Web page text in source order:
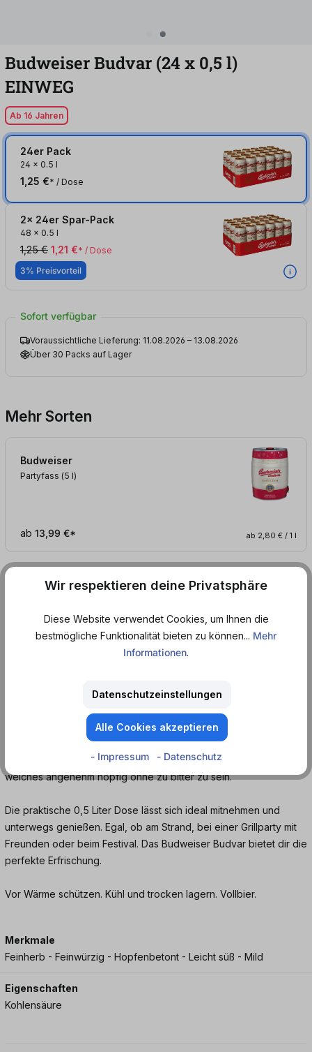
Budweiser Budvar (24 x 0,5 l)
EINWEG
Ab 16 Jahren
24er Pack
24 x 0.5 l
1,25 €* / Dose
2x 24er Spar-Pack
48 x 0.5 l
1,25 € 1,21 €* / Dose
3% Preisvorteil
Sofort verfügbar
Voraussichtliche Lieferung: 11.08.2026 – 13.08.2026
Über 30 Packs auf Lager
Mehr Sorten
Budweiser
Partyfass (5 l)
ab 13,99 €* ab 2,80 € / 1 l
Budweiser Budvar - das beliebte und
ursprüngliche Pils aus Tschechien.
Geschmack, die Farbe kommt in einem kräftigen gold-gelb und
und getreidig. Im Antrunk ist eine leichte Süße rauszuschmecken,
es ist herb und die Kohlensäure macht es zu einem prickelnden
Vergnügen. Alles in allem ist es ein süffiges böhmisches Bier,
welches angenehm hopfig ohne zu bitter zu sein.
Die praktische 0,5 Liter Dose lässt sich ideal mitnehmen und
unterwegs genießen. Egal, ob am Strand, bei einer Grillparty mit
Freunden oder beim Festival. Das Budweiser Budvar bietet dir die
perfekte Erfrischung.
Vor Wärme schützen. Kühl und trocken lagern. Vollbier.
Merkmale
Feinherb - Feinwürzig - Hopfenbetont - Leicht süß - Mild
Eigenschaften
Kohlensäure
Wir respektieren deine Privatsphäre
Diese Website verwendet Cookies, um Ihnen die
bestmögliche Funktionalität bieten zu können... Mehr
Informationen.
Datenschutzeinstellungen
Alle Cookies akzeptieren
- Impressum - Datenschutz